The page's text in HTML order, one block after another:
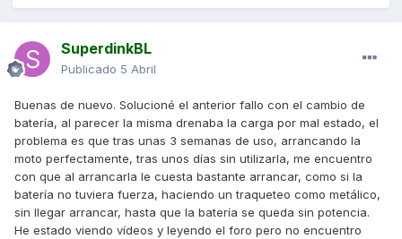
SuperdinkBL
Publicado 5 Abril
Buenas de nuevo. Solucioné el anterior fallo con el cambio de
batería, al parecer la misma drenaba la carga por mal estado, el
problema es que tras unas 3 semanas de uso, arrancando la
moto perfectamente, tras unos días sin utilizarla, me encuentro
con que al arrancarla le cuesta bastante arrancar, como si la
batería no tuviera fuerza, haciendo un traqueteo como metálico,
sin llegar arrancar, hasta que la batería se queda sin potencia.
He estado viendo vídeos y leyendo el foro pero no encuentro